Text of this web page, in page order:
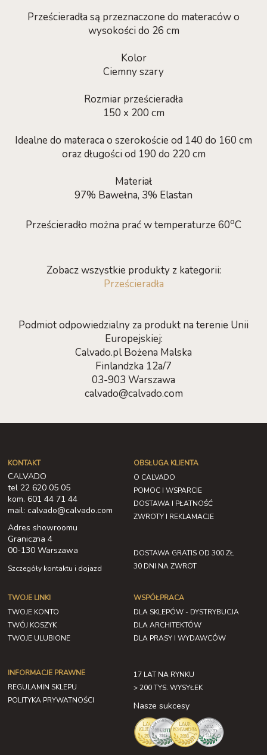
Prześcieradła są przeznaczone do materaców o
wysokości do 26 cm
Kolor
Ciemny szary
Rozmiar prześcieradła
150 x 200 cm
Idealne do materaca o szerokoście od 140 do 160 cm
oraz długości od 190 do 220 cm
Materiał
97% Bawełna, 3% Elastan
Prześcieradło można prać w temperaturze 60oC
Zobacz wszystkie produkty z kategorii:
Prześcieradła
Podmiot odpowiedzialny za produkt na terenie Unii
Europejskiej:
Calvado.pl Bożena Malska
Finlandzka 12a/7
03-903 Warszawa
calvado@calvado.com
KONTAKT
CALVADO
tel 22 620 05 05
kom. 601 44 71 44
mail: calvado@calvado.com
Adres showroomu
Graniczna 4
00-130 Warszawa
Szczegóły kontaktu i dojazd
OBSŁUGA KLIENTA
O CALVADO
POMOC I WSPARCIE
DOSTAWA I PŁATNOŚĆ
ZWROTY I REKLAMACJE
DOSTAWA GRATIS OD 300 ZŁ
30 DNI NA ZWROT
TWOJE LINKI
TWOJE KONTO
TWÓJ KOSZYK
TWOJE ULUBIONE
INFORMACJE PRAWNE
REGULAMIN SKLEPU
POLITYKA PRYWATNOŚCI
WSPÓŁPRACA
DLA SKLEPÓW - DYSTRYBUCJA
DLA ARCHITEKTÓW
DLA PRASY I WYDAWCÓW
17 LAT NA RYNKU
> 200 TYS. WYSYŁEK
Nasze sukcesy